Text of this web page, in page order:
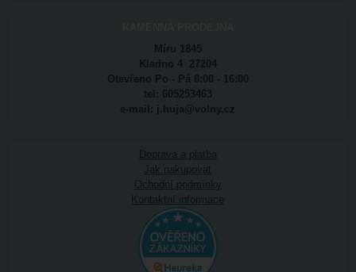
Míru 1845
Kladno 4 27204
Otevřeno Po - Pá 8:00 - 16:00
tel: 605253463
e-mail: j.huja@volny.cz
Doprava a platba
Jak nakupovat
Ochodní podmínky
Kontaktní informace